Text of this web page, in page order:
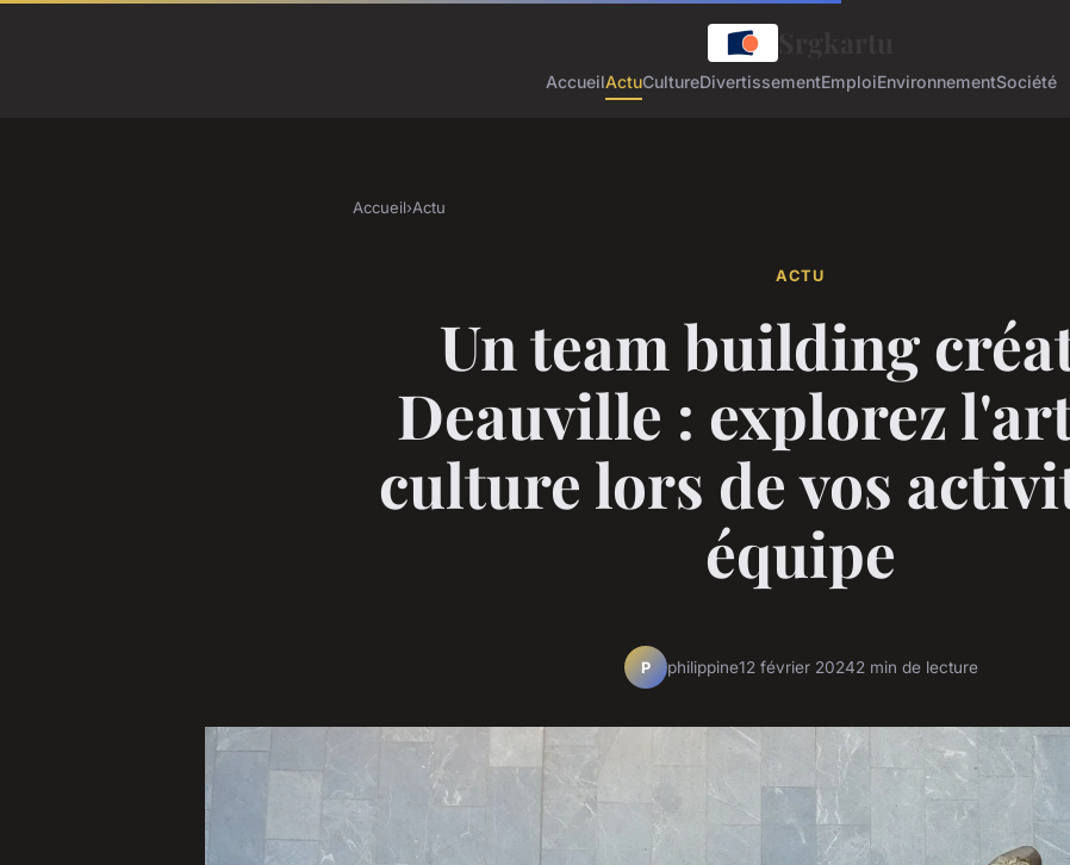
AccueilActuCultureDivertissementEmploiEnvironnementSociété
Accueil›Actu
ACTU
Un team building
Deauville : explorez
culture lors de vos
équipe
P philippine12 février 20242 min de lecture